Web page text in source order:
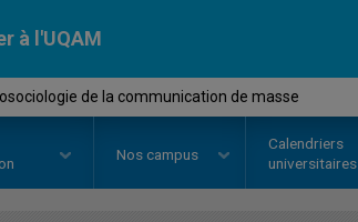
à l'UQAM
de la communication de masse
Nos campus
Calendriers
universitaires